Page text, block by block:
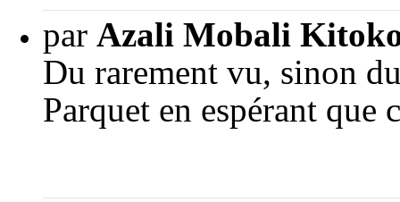
par Azali Mobali
Du rarement vu, sinon
Parquet en espérant que